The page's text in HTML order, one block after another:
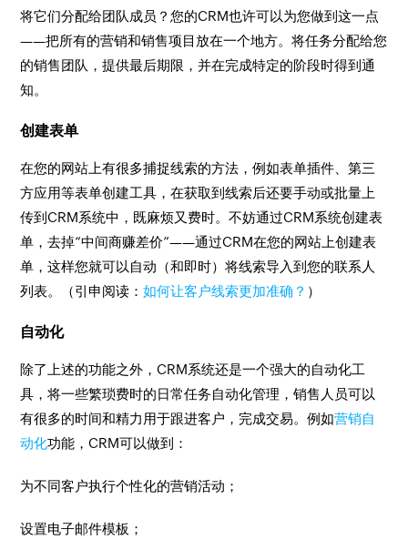
将它们分配给团队成员？您的CRM也许可以为您做到这一点
——把所有的营销和销售项目放在一个地方。将任务分配给您
的销售团队，提供最后期限，并在完成特定的阶段时得到通
知。
创建表单
在您的网站上有很多捕捉线索的方法，例如表单插件、第三
方应用等表单创建工具，在获取到线索后还要手动或批量上
传到CRM系统中，既麻烦又费时。不妨通过CRM系统创建表
单，去掉“中间商赚差价”——通过CRM在您的网站上创建表
单，这样您就可以自动（和即时）将线索导入到您的联系人
列表。（引申阅读：如何让客户线索更加准确？ ）
自动化
除了上述的功能之外，CRM系统还是一个强大的自动化工
具，将一些繁琐费时的日常任务自动化管理，销售人员可以
有很多的时间和精力用于跟进客户，完成交易。例如营销自
动化功能，CRM可以做到：
为不同客户执行个性化的营销活动；
设置电子邮件模板；